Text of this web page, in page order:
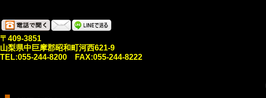
〒409-3851
山梨県中巨摩郡昭和町河西621-9
TEL:055-244-8200 FAX:055-244-8222